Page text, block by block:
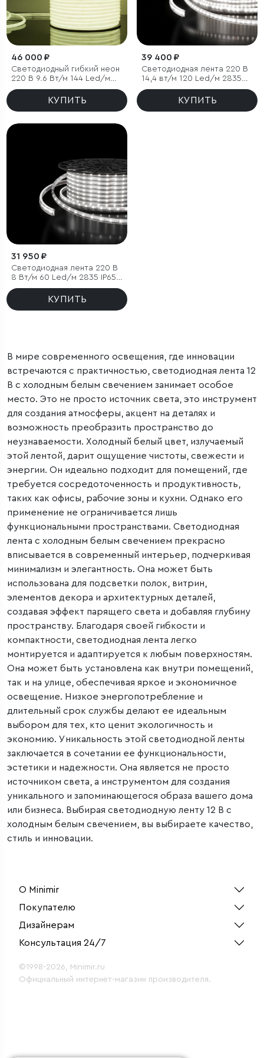
46 000 ₽
Светодиодный гибкий неон
220 В 9.6 Вт/м 144 Led/м
2835 IP67, круглый
холодный белый 6500К, 50
КУПИТЬ
39 400 ₽
Светодиодная лента 220 В
14,4 вт/м 120 Led/м 2835
IP65, холодный белый
6500K, 50 мКУПИТЬ
31 950 ₽
Светодиодная лента 220 В
8 Вт/м 60 Led/м 2835 IP65,
холодный белый 6500K, 50
КУПИТЬ
В мире современного освещения, где инновации
встречаются с практичностью, светодиодная лента 12
В с холодным белым свечением занимает особое
место. Это не просто источник света, это инструмент
для создания атмосферы, акцент на деталях и
возможность преобразить пространство до
неузнаваемости. Холодный белый цвет, излучаемый
этой лентой, дарит ощущение чистоты, свежести и
энергии. Он идеально подходит для помещений, где
требуется сосредоточенность и продуктивность,
таких как офисы, рабочие зоны и кухни. Однако его
применение не ограничивается лишь
функциональными пространствами. Светодиодная
лента с холодным белым свечением прекрасно
вписывается в современный интерьер, подчеркивая
минимализм и элегантность. Она может быть
использована для подсветки полок, витрин,
элементов декора и архитектурных деталей,
создавая эффект парящего света и добавляя глубину
пространству. Благодаря своей гибкости и
компактности, светодиодная лента легко
монтируется и адаптируется к любым поверхностям.
Она может быть установлена как внутри помещений,
так и на улице, обеспечивая яркое и экономичное
освещение. Низкое энергопотребление и
длительный срок службы делают ее идеальным
выбором для тех, кто ценит экологичность и
экономию. Уникальность этой светодиодной ленты
заключается в сочетании ее функциональности,
эстетики и надежности. Она является не просто
источником света, а инструментом для создания
уникального и запоминающегося образа вашего дома
или бизнеса. Выбирая светодиодную ленту 12 В с
холодным белым свечением, вы выбираете качество,
стиль и инновации.
О Minimir
Покупателю
Дизайнерам
Консультация 24/7
©1998-2026, Minimir.ru
Официальный интернет-магазин производителя.